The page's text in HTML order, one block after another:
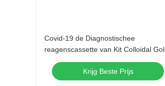
Covid-19 de Diagnostischee
reagenscassette van Kit Colloidal Gold
IVD van de Antigeen Snelle Test
Krijg Beste Prijs